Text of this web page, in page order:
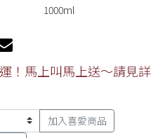
1000ml
！馬上叫馬上送～請見詳
加入喜愛商品